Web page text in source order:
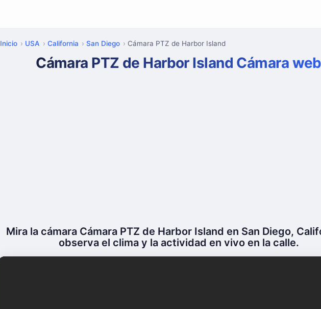
Inicio USA California San Diego Cámara PTZ de Harbor Island
Cámara PTZ de Harbor Island Cámara web
Mira la cámara Cámara PTZ de Harbor Island en San Diego,
observa el clima y la actividad en vivo en la calle.